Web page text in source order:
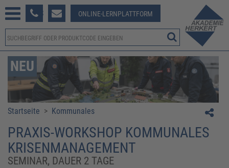
381-123 ONLINE-LERNPLATTFORM
NEU
Startseite > Kommunales
​​PRAXIS-WORKSHOP KOMMUNALES
KRISENMANAGEMENT​
SEMINAR, DAUER 2 TAGE